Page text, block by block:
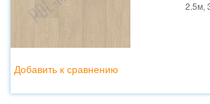
2.5м,
Добавить к сравнению